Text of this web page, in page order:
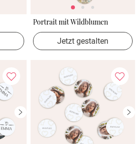
Portrait mit Wildblumen
Jetzt gestalten